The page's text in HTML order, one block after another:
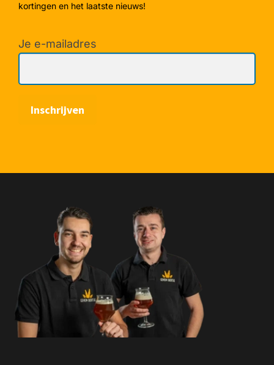
kortingen en het laatste nieuws!
Je e-mailadres